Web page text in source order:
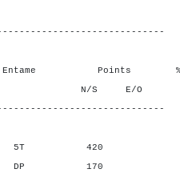
Points %
S E/O N/
5T 420
DP 170